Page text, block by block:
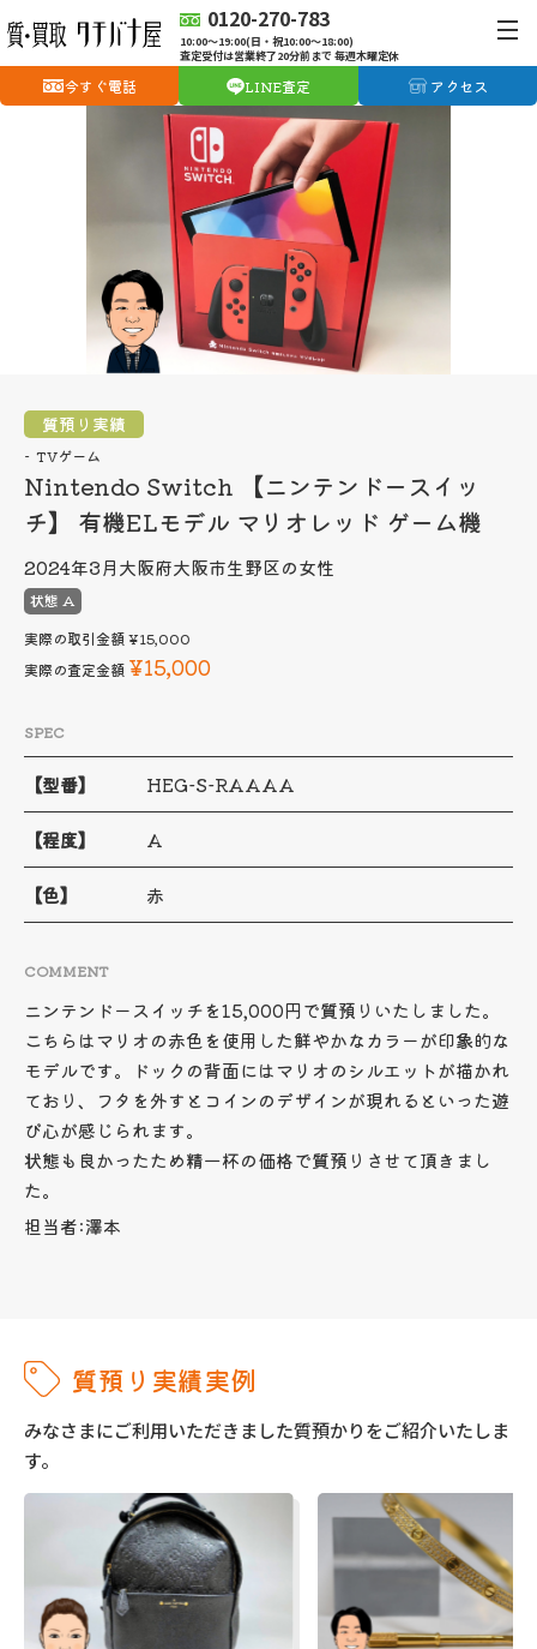
0120-270-783
10:00〜19:00(日・祝10:00〜18:00)
査定受付は営業終了20分前まで 毎週木曜定休
今すぐ電話 LINE査定 アクセス
質預り実績
TVゲーム
Nintendo Switch 【ニンテンドースイッ
チ】 有機ELモデル マリオレッド ゲーム機
2024年3月大阪府大阪市生野区の女性
状態 A
実際の取引金額¥15,000
実際の査定金額 ¥15,000
SPEC
【型番】 HEG-S-RAAAA
【程度】 A
【色】 赤
COMMENT
ニンテンドースイッチを15,000円で質預りいたしました。
こちらはマリオの赤色を使用した鮮やかなカラーが印象的な
モデルです。ドックの背面にはマリオのシルエットが描かれ
ており、フタを外すとコインのデザインが現れるといった遊
び心が感じられます。
状態も良かったため精一杯の価格で質預りさせて頂きまし
た。
担当者:澤本
質預り実績実例
みなさまにご利用いただきました質預かりをご紹介いたしま
す。